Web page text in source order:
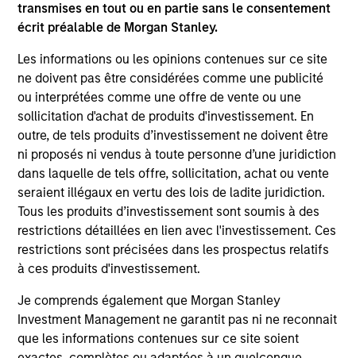
transmises en tout ou en partie sans le consentement
écrit préalable de Morgan Stanley.
Les informations ou les opinions contenues sur ce site
ne doivent pas être considérées comme une publicité
ou interprétées comme une offre de vente ou une
sollicitation d'achat de produits d'investissement. En
outre, de tels produits d’investissement ne doivent être
ni proposés ni vendus à toute personne d’une juridiction
dans laquelle de tels offre, sollicitation, achat ou vente
seraient illégaux en vertu des lois de ladite juridiction.
Tous les produits d’investissement sont soumis à des
restrictions détaillées en lien avec l'investissement. Ces
restrictions sont précisées dans les prospectus relatifs
à ces produits d'investissement.
Je comprends également que Morgan Stanley
Investment Management ne garantit pas ni ne reconnait
que les informations contenues sur ce site soient
The information on this page is for informational
purposes only. The information contained herein does
offering of advisory services or an offer to sell or a
solicitation of an offer to buy any securities in any
jurisdiction in which such offer or solicitation,
purchase or sale would be unlawful under the
securities, insurance or other laws of such jurisdiction.
All investing involves risks, including a loss of principal.
Please refer to the strategy detail page for important
information on the strategy, including additional risk
considerations.